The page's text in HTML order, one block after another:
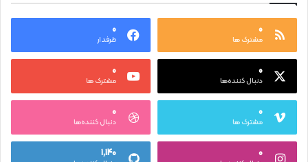
۰
مشترک ها
۰
طرفدار
۰
دنبال کننده‌ها
۰
مشترک ها
۰
مشترک ها
۰
دنبال کننده‌ها
۰ ۱,۱۴۰